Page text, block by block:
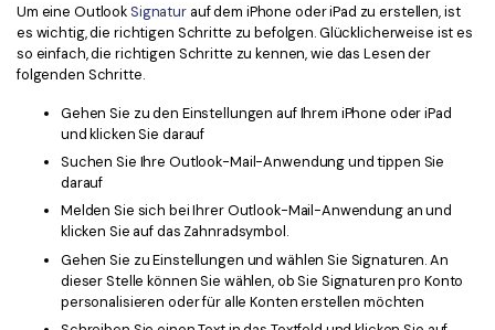
Gesundheitswesen
Finanzen
Regierung
Veröffentlichung
Freiberufler
Alle PDF-Funktionen
Bewertungen
Sehen Sie, was unsere Nutzer sagen.
Bearbeiten, Drucken und Anpassen von kostenlosen Vorlagen.
PDF-Wissen
PDF-bezogene Informationen, die Sie benötigen.
Download-Zentrum
Laden Sie die leistungsstärksten und einfachsten PDF-Tools
Um eine Outlook Signaturauf dem iPhone oder iPad zu erstellen, ist
es wichtig, die richtigen Schritte zu befolgen. Glücklicherweise ist es
so einfach, die richtigen Schritte zu kennen, wie das Lesen der
folgenden Schritte.
Gehen Sie zu den Einstellungen auf Ihrem iPhone oder iPad
und klicken Sie darauf
Suchen Sie Ihre Outlook-Mail-Anwendung und tippen Sie
darauf
Melden Sie sich bei Ihrer Outlook-Mail-Anwendung an und
klicken Sie auf das Zahnradsymbol.
Gehen Sie zu Einstellungen und wählen Sie Signaturen. An
dieser Stelle können Sie wählen, ob Sie Signaturen pro Konto
personalisieren oder für alle Konten erstellen möchten